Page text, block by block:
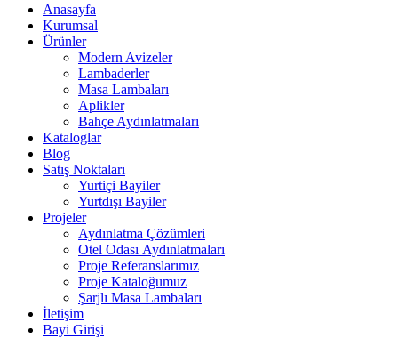
Anasayfa
Kurumsal
Ürünler
Modern Avizeler
Lambaderler
Masa Lambaları
Aplikler
Bahçe Aydınlatmaları
Kataloglar
Blog
Satış Noktaları
Yurtiçi Bayiler
Yurtdışı Bayiler
Projeler
Aydınlatma Çözümleri
Otel Odası Aydınlatmaları
Proje Referanslarımız
Proje Kataloğumuz
Şarjlı Masa Lambaları
İletişim
Bayi Girişi